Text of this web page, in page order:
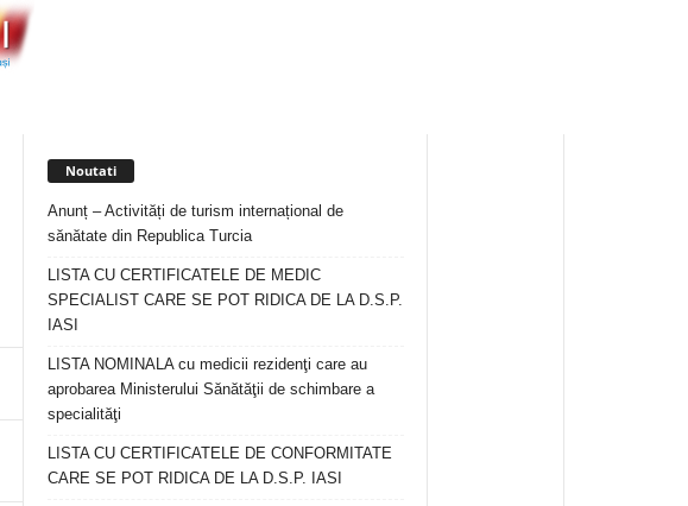
Noutati
Anunț – Activități de turism internațional de
sănătate din Republica Turcia
LISTA CU CERTIFICATELE DE MEDIC
SPECIALIST CARE SE POT RIDICA DE LA D.S.P.
IASI
LISTA NOMINALA cu medicii rezidenţi care au
aprobarea Ministerului Sănătăţii de schimbare a
specialităţi
LISTA CU CERTIFICATELE DE CONFORMITATE
CARE SE POT RIDICA DE LA D.S.P. IASI